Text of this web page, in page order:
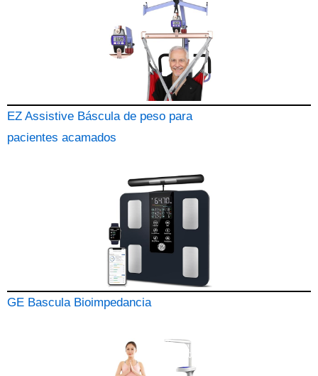
EZ Assistive Báscula de peso para
pacientes acamados
GE Bascula Bioimpedancia